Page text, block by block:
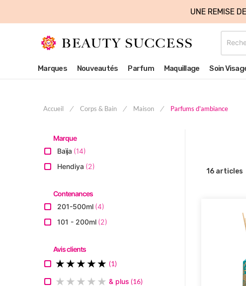
UNE REMISE DE
Marques Nouveautés Parfum Maquillage Soin
Accueil Corps & Bain Maison Parfums d'ambiance
Marque
Baïja 14
Hendiya 2
Contenances
201-500ml 4
101 - 200ml 2
Avis clients
1
& plus 16
16 articles